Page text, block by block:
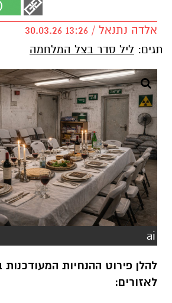
אלדה נתנאל / 13:26 30.03.26
תגים: ליל סדר בצל המלחמה
ai
להלן פירוט ההנחיות המעודכנות
לאזורים: